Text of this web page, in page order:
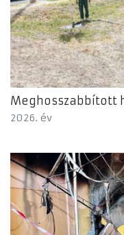
Meghosszabbított
2026. év